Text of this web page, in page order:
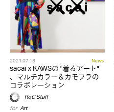
2021.07.13 News
sacai x KAWSの "着るアート"
、マルチカラー＆カモフラの
コラボレーション
RoC Staff
for Art